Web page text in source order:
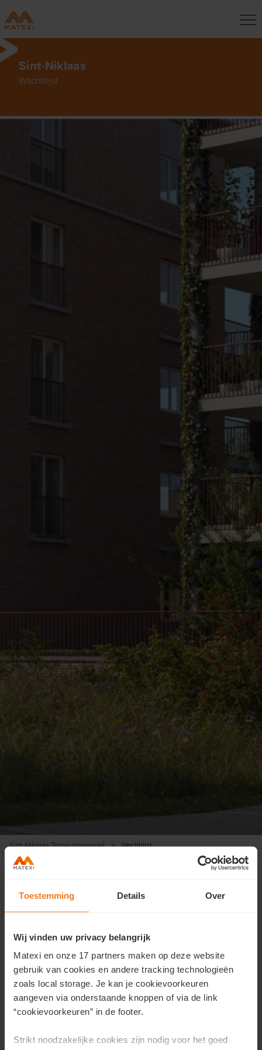
Toestemming Details Over
Wij vinden uw privacy belangrijk
Matexi en onze 17 partners maken op deze website
gebruik van cookies en andere tracking technologieën
zoals local storage. Je kan je cookievoorkeuren
aangeven via onderstaande knoppen of via de link
“cookievoorkeuren” in de footer.
Strikt noodzakelijke cookies zijn nodig voor het goed
Sint-Niklaas
Wachtlijst
Sint-Niklaas Terneuzenwegel > Wachtlijst
Weldra nieuwe fase in verkoop! Schrijf je in
Laat hieronder je gegevens achter en we brengen je als
eerste op de hoogte!
Voornaam*
Achternaam*